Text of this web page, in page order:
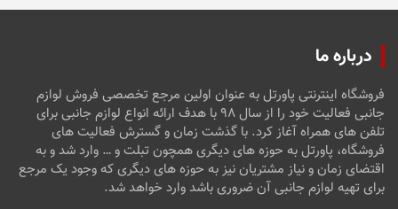
درباره ما
فروشگاه اینترنتی پاورتل به عنوان اولین مرجع تخصصی فروش لوازم
جانبی فعالیت خود را از سال ۹۸ با هدف ارائه انواع لوازم جانبی برای
تلفن های همراه آغاز کرد. با گذشت زمان و گسترش فعالیت های
فروشگاه، پاورتل به حوزه های دیگری همچون تبلت و … وارد شد و به
اقتضای زمان و نیاز مشتریان نیز به حوزه های دیگری که وجود یک مرجع
برای تهیه لوازم جانبی آن ضروری باشد وارد خواهد شد.